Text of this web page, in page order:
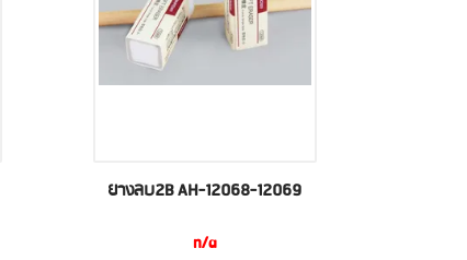
ยางลบ2B AH-12068-12069
n/a